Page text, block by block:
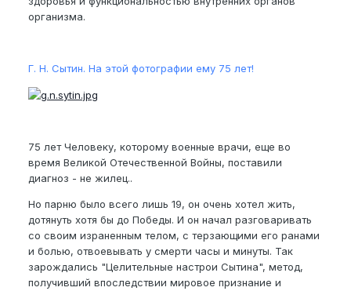
организма.
Г. Н. Сытин. На этой фотографии ему 75 лет!
75 лет Человеку, которому военные врачи, еще во
время Великой Отечественной Войны, поставили
диагноз - не жилец..
Но парню было всего лишь 19, он очень хотел жить,
дотянуть хотя бы до Победы. И он начал разговаривать
со своим израненным телом, с терзающими его ранами
и болью, отвоевывать у смерти часы и минуты. Так
зарождались "Целительные настрои Сытина", метод,
получивший впоследствии мировое признание и